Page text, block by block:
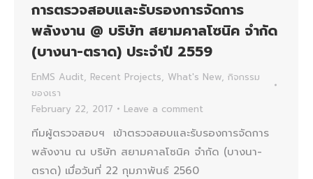
การตรวจสอบและรับรองการจัดการ
พลังงาน @ บริษัท สยามคาลโซนิค จำกัด
(บางนา-ตราด) ประจำปี 2559
EnMS Audit, Recent Projects, What's New, กิจกรรม
ของเรา
February 22, 2017
Leave a comment
ทีมผู้ตรวจสอบฯ เข้าตรวจสอบและรับรองการจัดการ
พลังงาน ณ บริษัท สยามคาลโซนิค จำกัด (บางนา-
ตราด) เมื่อวันที่ 22 กุมภาพันธ์ 2560